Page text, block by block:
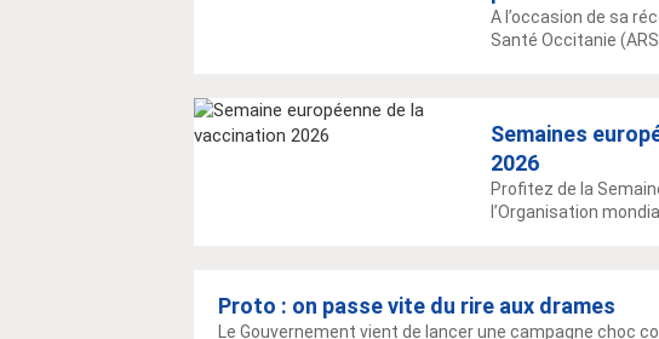
A l’occasion de sa
Santé Occitanie
Semaines
2026
Profitez de la
l’Organisation
Proto : on passe vite du rire aux drames
Le Gouvernement vient de lancer une campagne